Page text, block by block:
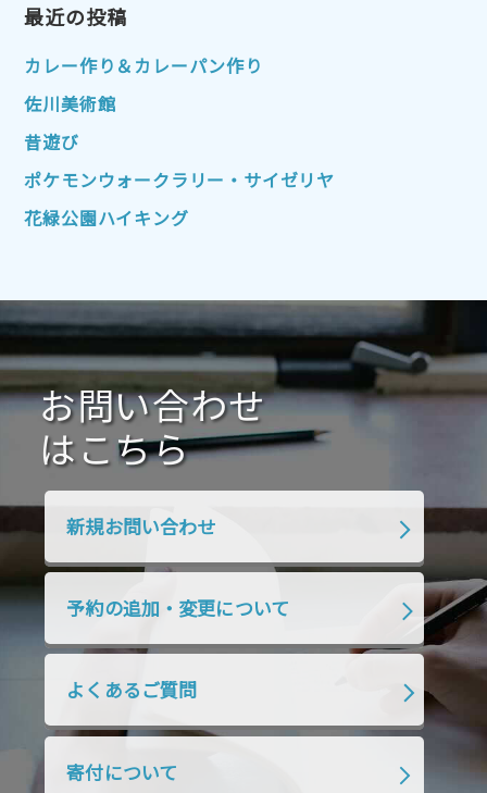
2023年1月
2022年10月 2022年9月
2022年7月
2022年4月
2022年1月 2021年12月 2021年11月
2021年10月 2021年9月
2021年1月 2020年12月 2020年11月
2020年10月 2020年9月 2020年8月
2020年7月 2020年6月 2020年5月
2020年4月 2020年3月 2020年2月
2019年9月
2019年4月
2018年7月 2018年6月
2018年4月 2018年3月 2018年2月
2018年1月 2017年12月
最近の投稿
カレー作り＆カレーパン作り
佐川美術館
昔遊び
ポケモンウォークラリー・サイゼリヤ
花緑公園ハイキング
お問い合わせ
はこちら
新規お問い合わせ
予約の追加・変更について
よくあるご質問
寄付について